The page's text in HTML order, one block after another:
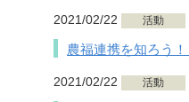
2021/02/22 活動
農福連携を知ろう
2021/02/22 活動